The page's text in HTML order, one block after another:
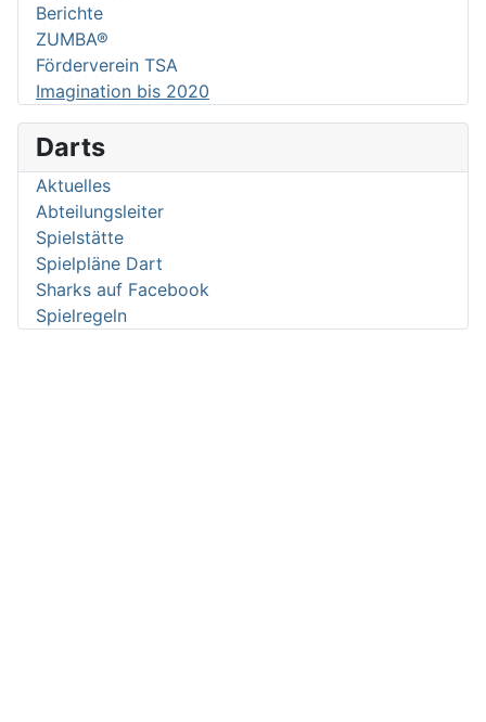
Berichte
ZUMBA®
Förderverein TSA
Imagination bis 2020
Darts
Aktuelles
Abteilungsleiter
Spielstätte
Spielpläne Dart
Sharks auf Facebook
Spielregeln